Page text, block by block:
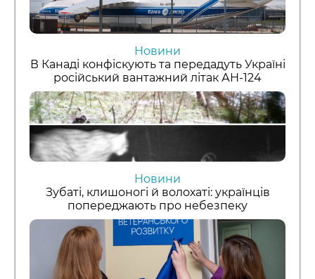
Новини
В Канаді конфіскують та передадуть Україні
російський вантажний літак АН-124
Новини
Зубаті, клишоногі й волохаті: українців
попереджають про небезпеку